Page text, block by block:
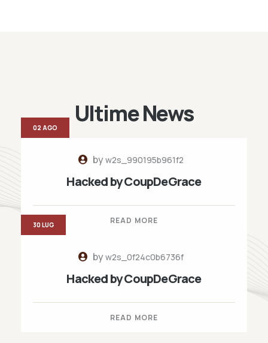
Ultime News
byw2s_990195b961f2
Hacked by CoupDeGrace
READ MORE
02 AGO
byw2s_0f24c0b6736f
Hacked by CoupDeGrace
READ MORE
30 LUG